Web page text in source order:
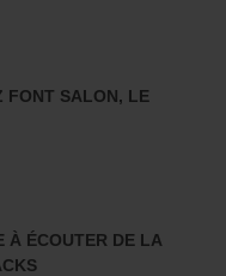
FONT SALON, LE
À ÉCOUTER DE LA